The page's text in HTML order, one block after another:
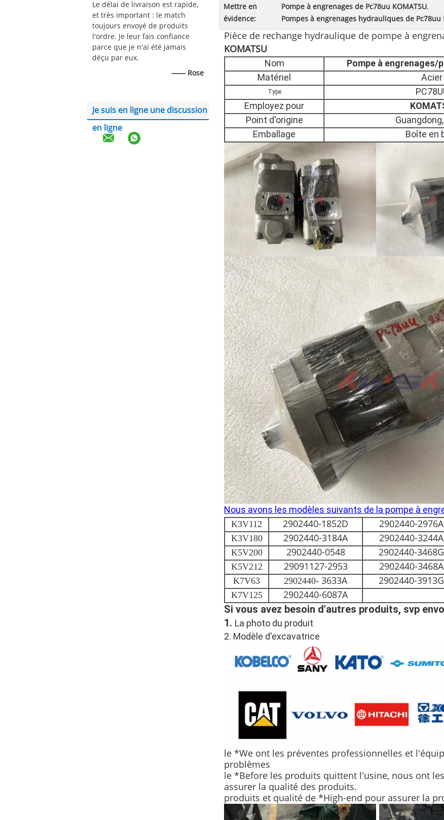
Le délai de livraison est rapide,
et très important : le match
toujours envoyé de produits
l'ordre. Je leur fais confiance
parce que je n'ai été jamais
déçu par eux.
—— Rose
Je suis en ligne une discussion
en ligne
Mettre en
évidence:
Pompe à engrenages de Pc78uu KOMATSU,
Pompes à engrenages hydrauliques de Pc78uu
Pièce de rechange hydraulique de pompe à
KOMATSU
Nom
Pompe à engrenages/
Matériel
Acier
Type
Employez pour
Point d'origine
Emballage
Boîte en
Nous avons les modèles suivants de la pompe à
K3V112 2902440-1852D 2902440-2976A
K3V180 2902440-3184A 2902440-3244A
K5V200 2902440-0548 2902440-3468G
K5V212 29091127-2953 2902440-3468A
K7V63 2902440- 3633A 2902440-3913G
K7V125 2902440-6087A
Si vous avez besoin d'autres produits, svp
1. La photo du produit
2. Modèle d'excavatrice
le *We ont les préventes professionnelles et
problèmes
le *Before les produits quittent l'usine, nous ont
assurer la qualité des produits.
produits et qualité de *High-end pour assurer la